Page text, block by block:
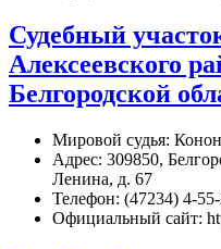
Судебный
Алексеевского
Белгородской
Мировой судья:
Адрес: 309850,
Ленина, д. 67
Телефон: (47234) 4-
Официальный сайт: